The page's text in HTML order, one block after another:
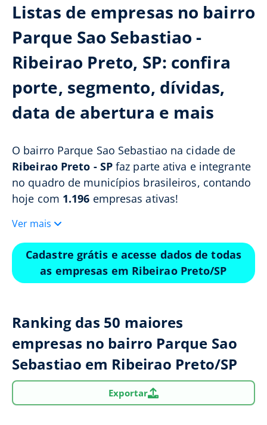
Listas de empresas no bairro
Parque Sao Sebastiao -
Ribeirao Preto, SP: confira
porte, segmento, dívidas,
data de abertura e mais
O bairro Parque Sao Sebastiao na cidade de
Ribeirao Preto - SPfaz parte ativa e integrante
no quadro de municípios brasileiros, contando
hoje com 1.196 empresas ativas!
Ver mais
Cadastre grátis e acesse dados de todas
as empresas em Ribeirao Preto/SP
Ranking das 50 maiores
empresas no bairro Parque Sao
Sebastiao em Ribeirao Preto/SP
Exportar